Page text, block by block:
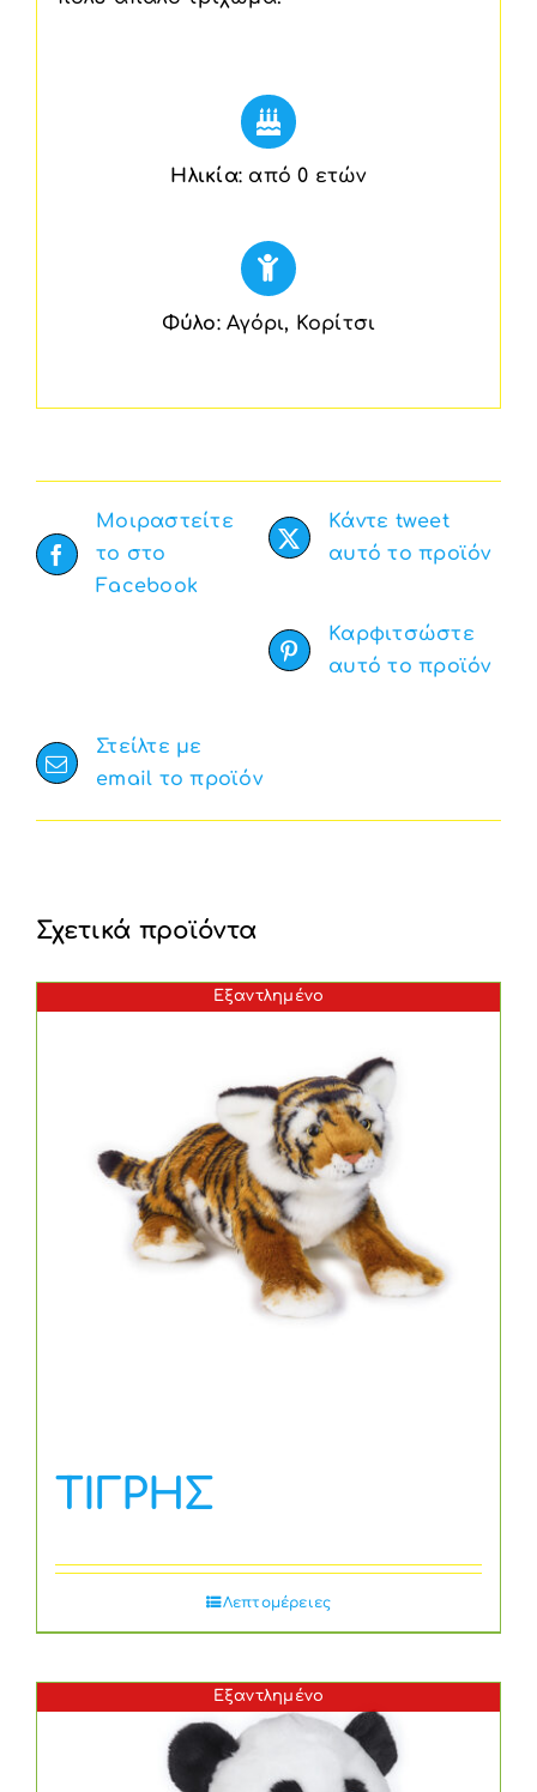
Ηλικία: από 0 ετών
Φύλο: Αγόρι, Κορίτσι
Μοιραστείτε
το στο
Facebook
Κάντε tweet
αυτό το προϊόν
Καρφιτσώστε
αυτό το προϊόν
Στείλτε με
email το προϊόν
Σχετικά προϊόντα
Εξαντλημένο
ΤΙΓΡΗΣ
Λεπτομέρειες
Εξαντλημένο